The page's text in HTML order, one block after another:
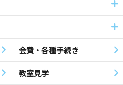
会費・各種手続き
教室見学